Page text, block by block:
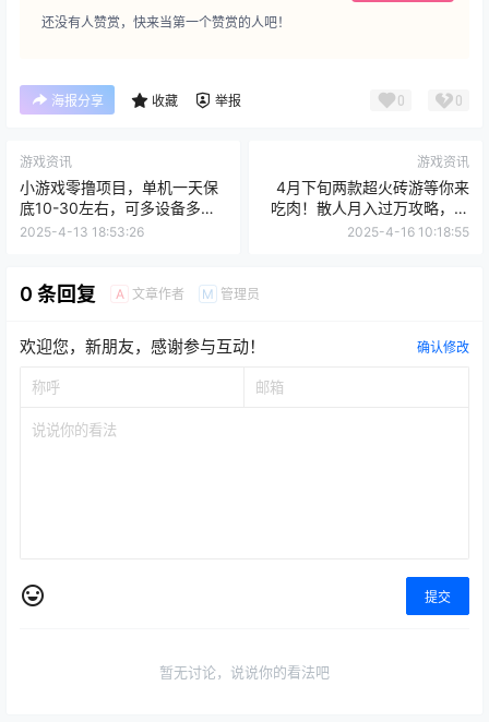
海报分享 0
游戏资讯
小游戏零撸项目，单机一天保
操作
2025-4-13 18:53:26
游戏资讯
4月下旬两款超火砖游等你来
0 条回复 A 文章作者 M 管理员
欢迎您，新朋友，感谢参与互动！